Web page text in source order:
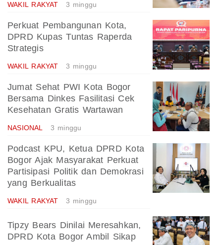
WAKIL RAKYAT 3 minggu
Perkuat Pembangunan Kota,
DPRD Kupas Tuntas Raperda
Strategis
WAKIL RAKYAT 3 minggu
Jumat Sehat PWI Kota Bogor
Bersama Dinkes Fasilitasi Cek
Kesehatan Gratis Wartawan
NASIONAL 3 minggu
Podcast KPU, Ketua DPRD Kota
Bogor Ajak Masyarakat Perkuat
Partisipasi Politik dan Demokrasi
yang Berkualitas
WAKIL RAKYAT 3 minggu
Tipzy Bears Dinilai Meresahkan,
DPRD Kota Bogor Ambil Sikap